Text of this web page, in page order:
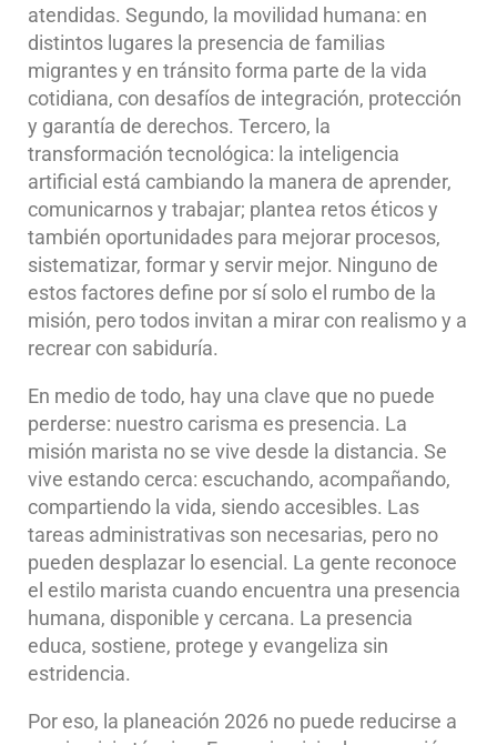
atendidas. Segundo, la movilidad humana: en
distintos lugares la presencia de familias
migrantes y en tránsito forma parte de la vida
cotidiana, con desafíos de integración, protección
y garantía de derechos. Tercero, la
transformación tecnológica: la inteligencia
artificial está cambiando la manera de aprender,
comunicarnos y trabajar; plantea retos éticos y
también oportunidades para mejorar procesos,
sistematizar, formar y servir mejor. Ninguno de
estos factores define por sí solo el rumbo de la
misión, pero todos invitan a mirar con realismo y a
recrear con sabiduría.
En medio de todo, hay una clave que no puede
perderse: nuestro carisma es presencia. La
misión marista no se vive desde la distancia. Se
vive estando cerca: escuchando, acompañando,
compartiendo la vida, siendo accesibles. Las
tareas administrativas son necesarias, pero no
pueden desplazar lo esencial. La gente reconoce
el estilo marista cuando encuentra una presencia
humana, disponible y cercana. La presencia
educa, sostiene, protege y evangeliza sin
estridencia.
Por eso, la planeación 2026 no puede reducirse a